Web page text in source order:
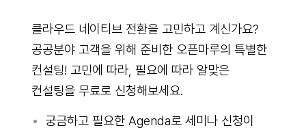
클라우드 네이티브 전환을 고민하고 계신가요?
공공분야 고객을 위해 준비한 오픈마루의 특별한
컨설팅! 고민에 따라, 필요에 따라 알맞은
컨설팅을 무료로 신청해보세요.
궁금하고 필요한 Agenda로 세미나 신청이